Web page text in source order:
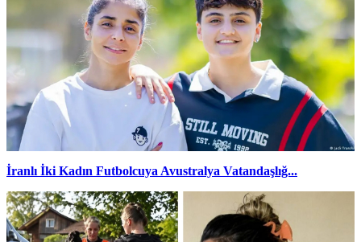
İranlı İki Kadın Futbolcuya Avustralya Vatandaşlığ...